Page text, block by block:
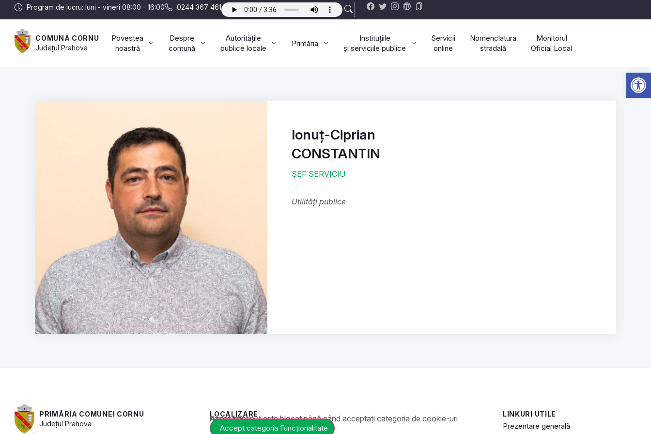
Program de lucru: luni - vineri 08:00 - 16:00 0244 367 461
COMUNA CORNU
JudețulPrahova
Povestea
noastră
Despre
comună
Autoritățile
publice locale
Primăria
Instituțiile
și serviciile publice
Servicii
online
Nomenclatura
stradală
Monitorul
Oficial Local
Ionuț-Ciprian
CONSTANTIN
ȘEF SERVICIU
Utilități publice
PRIMĂRIA COMUNEI CORNU
JudețulPrahova
LOCALIZARE
Acest conținut este blocat până când acceptați categoria de cookie-uri necesară.
Accept categoria Funcționalitate
LINKURI UTILE
Prezentare generală